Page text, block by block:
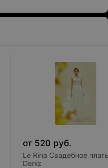
от 520 руб.
Le Rina Свадебное
Deniz